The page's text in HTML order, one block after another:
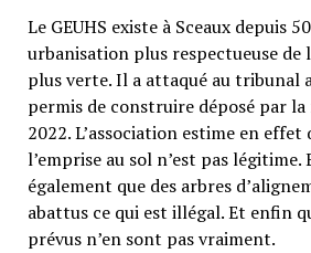
Le GEUHS existe à Sceaux depuis
urbanisation plus respectueuse de
plus verte. Il a attaqué au tribunal
permis de construire déposé par
2022. L’association estime en effet
l’emprise au sol n’est pas
également que des arbres
abattus ce qui est illégal. Et enfin
prévus n’en sont pas vraiment.